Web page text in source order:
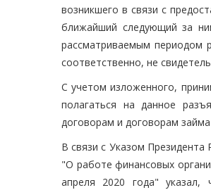
возникшего в связи с
ближайший следующий за
рассматриваемым периодом
соответственно, не
С учетом изложенного,
полагаться на данное
договорам и договорам
В связи с Указом Президента
"О работе финансовых
апреля 2020 года"